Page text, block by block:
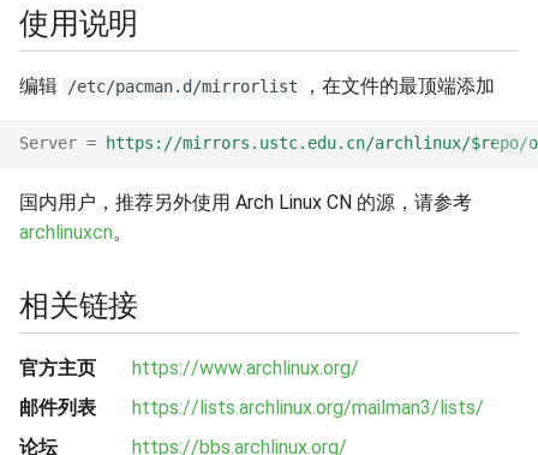
GitHub Release
Homebrew
Homebrew Bottles
InfluxData
Kubernetes
Linux 内核源码
MariaDB
Mozilla Firefox
使用说明
编辑 /etc/pacman.d/mirrorlist ，在文件的最顶端添加
Server = https://mirrors.ustc.edu.cn/archlinux/$repo/
国内用户，推荐另外使用 Arch Linux CN 的源，请参考
archlinuxcn。
相关链接
官方主页
https://www.archlinux.org/
邮件列表
https://lists.archlinux.org/mailman3/lists/
论坛
https://bbs.archlinux.org/